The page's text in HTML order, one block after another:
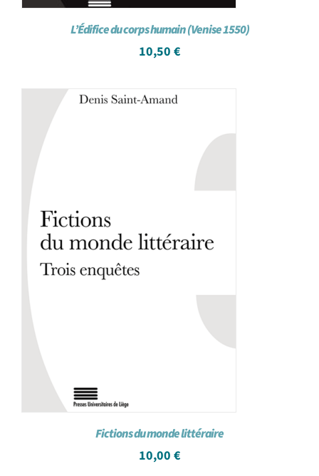
L’Édifice du corps humain (Venise 1550)
10,50 €
Fictions du monde littéraire
10,00 €